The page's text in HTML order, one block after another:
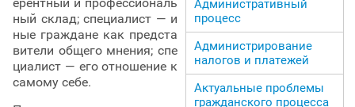
ный склад; специалист — и
ные граждане как предста
вители общего мнения; спе
циалист — его отношение к
самому себе.
Административный
процесс
Администрирование
налогов и платежей
Актуальные проблемы
гражданского процесса